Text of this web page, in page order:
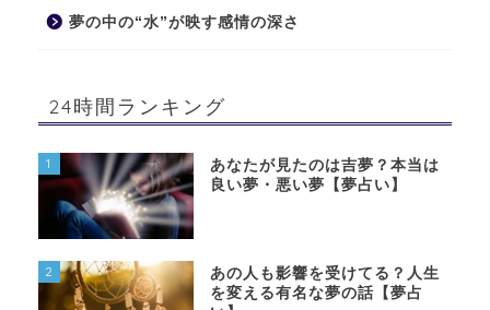
夢の中の“水”が映す感情の深さ
24時間ランキング
1
あなたが見たのは吉夢？本当は
良い夢・悪い夢【夢占い】
2
あの人も影響を受けてる？人生
を変える有名な夢の話【夢占